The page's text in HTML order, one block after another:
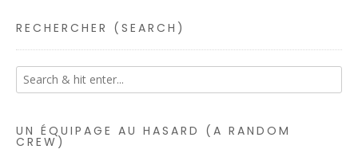
RECHERCHER (SEARCH)
UN ÉQUIPAGE AU HASARD (A RANDOM
CREW)